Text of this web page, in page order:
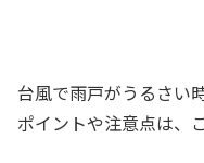
台風で雨戸がうるさい
ポイントや注意点は、